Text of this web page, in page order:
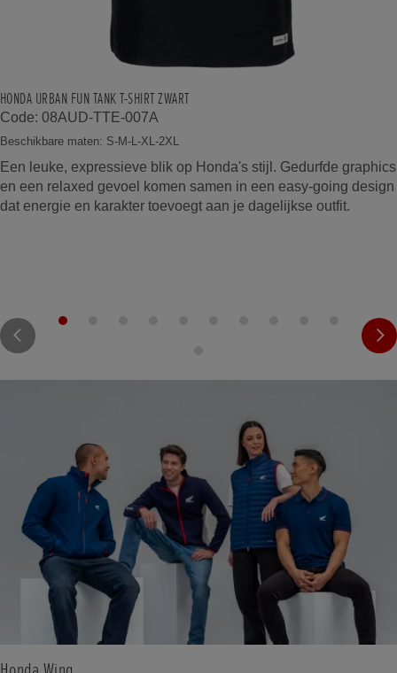
HONDA URBAN FUN TANK T-SHIRT ZWART
Code: 08AUD-TTE-007A
Beschikbare maten: S-M-L-XL-2XL
Een leuke, expressieve blik op Honda's stijl. Gedurfde graphics
en een relaxed gevoel komen samen in een easy-going design
dat energie en karakter toevoegt aan je dagelijkse outfit.